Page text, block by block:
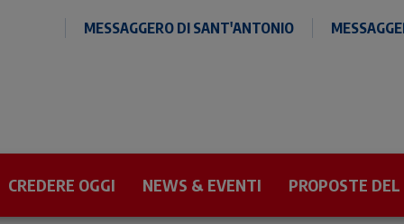
MESSAGGERO DI SANT'ANTONIO
CREDERE OGGI NEWS & EVENTI PROPOSTE DEL